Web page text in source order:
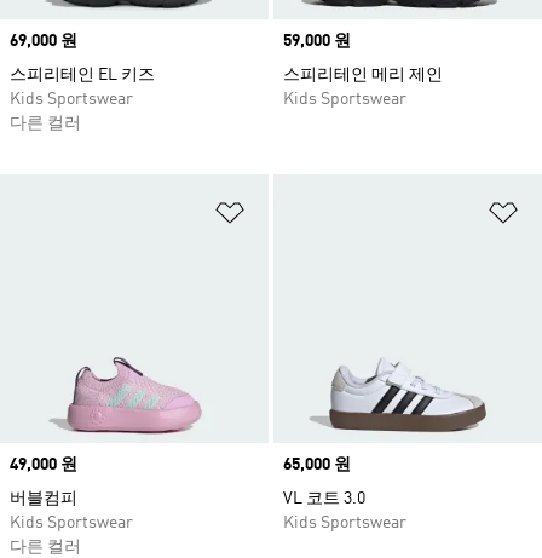
Price
69,000 원
스피리테인 EL 키즈
Kids Sportswear
다른 컬러
Price
59,000 원
스피리테인 메리 제인
Kids Sportswear
Price
49,000 원
버블컴피
Kids Sportswear
다른 컬러
Price
65,000 원
VL 코트 3.0
Kids Sportswear